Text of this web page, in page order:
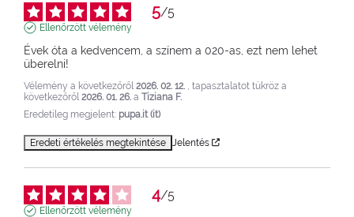
5/5
Ellenőrzött vélemény
Évek óta a kedvencem, a színem a 020-as, ezt nem lehet
überelni!
Vélemény a következőről 2026. 02. 12. , tapasztalatot tükröz a
következőről 2026. 01. 26. a Tiziana F.
Eredetileg megjelent: pupa.it (it)
Eredeti értékelés megtekintése Jelentés
4/5
Ellenőrzött vélemény